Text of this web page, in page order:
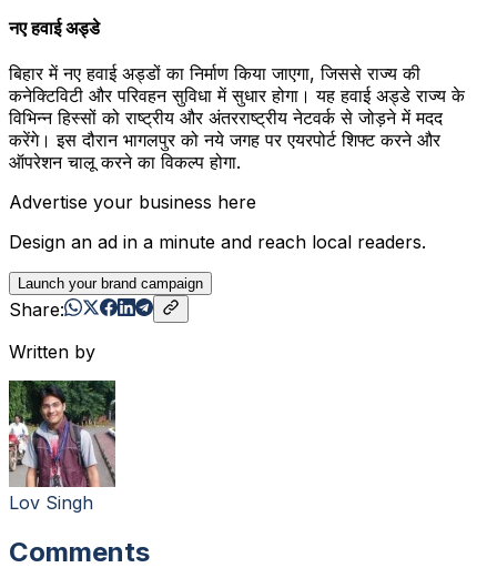
नए हवाई अड्डे
बिहार में नए हवाई अड्डों का निर्माण किया जाएगा, जिससे राज्य की
कनेक्टिविटी और परिवहन सुविधा में सुधार होगा। यह हवाई अड्डे राज्य के
विभिन्न हिस्सों को राष्ट्रीय और अंतरराष्ट्रीय नेटवर्क से जोड़ने में मदद
करेंगे। इस दौरान भागलपुर को नये जगह पर एयरपोर्ट शिफ्ट करने और
ऑपरेशन चालू करने का विकल्प होगा.
Advertise your business here
Design an ad in a minute and reach local readers.
Launch your brand campaign
Share:
Written by
Lov Singh
Comments